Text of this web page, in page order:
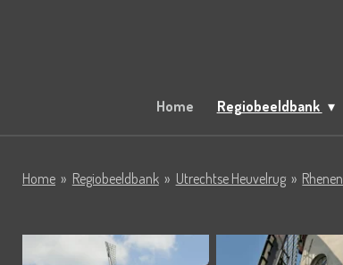
Home Regiobeeldbank
Home » Regiobeeldbank » Utrechtse Heuvelrug » Rhenen